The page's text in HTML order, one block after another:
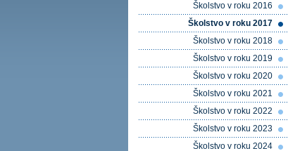
Školstvo v roku 2016
Školstvo v roku 2017
Školstvo v roku 2018
Školstvo v roku 2019
Školstvo v roku 2020
Školstvo v roku 2021
Školstvo v roku 2022
Školstvo v roku 2023
Školstvo v roku 2024